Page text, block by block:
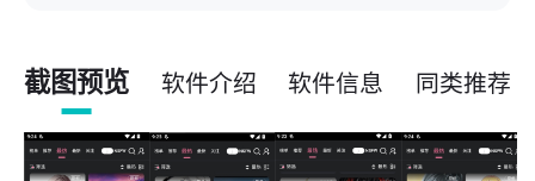
截图预览 软件介绍 软件信息 同类推荐